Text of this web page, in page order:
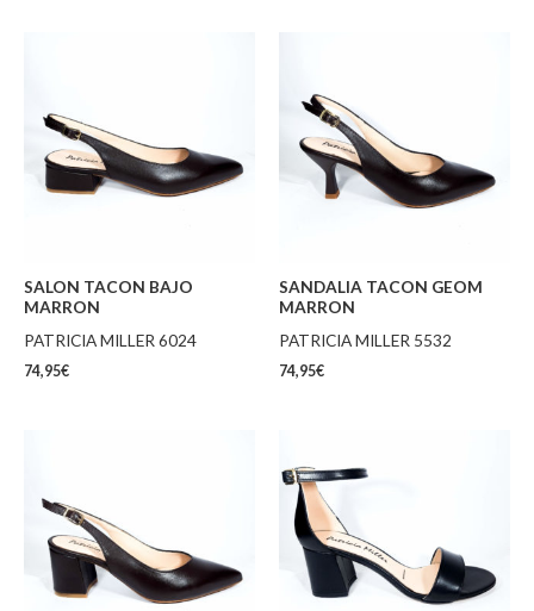
SALON TACON BAJO
MARRON
PATRICIA MILLER 6024
74,95€
SANDALIA TACON GEOM
MARRON
PATRICIA MILLER 5532
74,95€